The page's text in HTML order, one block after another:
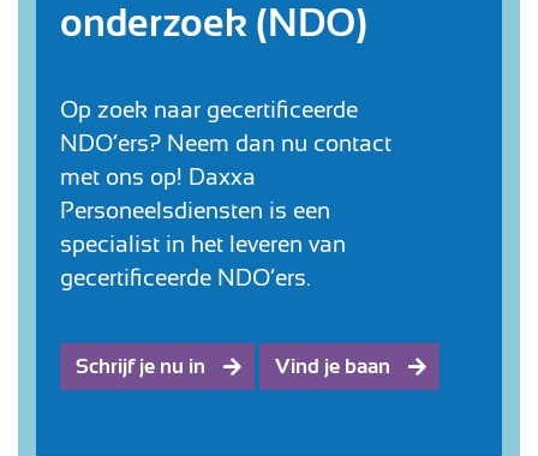
onderzoek (NDO)
Op zoek naar gecertificeerde
NDO’ers? Neem dan nu contact
met ons op! Daxxa
Personeelsdiensten is een
specialist in het leveren van
gecertificeerde NDO’ers.
Schrijf je nu in Vind je baan